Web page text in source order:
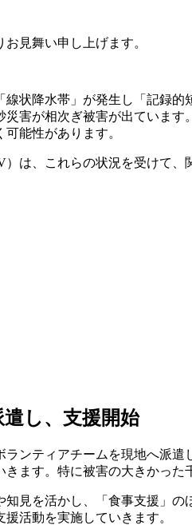
見舞い申し上げます。
線状降水帯」が発生し「記録
害が相次ぎ被害が出ていま
能性があります。
は、これらの状況を受けて
し、支援開始
ンティアチームを現地へ派
ます。特に被害の大きかった
見を活かし、「食事支援」
活動を実施していきます。